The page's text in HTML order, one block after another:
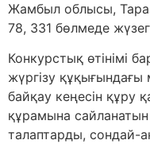
Жамбыл облысы,
78, 331 бөлмеде
Конкурстық өтінімі
жүргізу құқығындағы
байқау кеңесін құру
құрамына
талаптарды, сондай-